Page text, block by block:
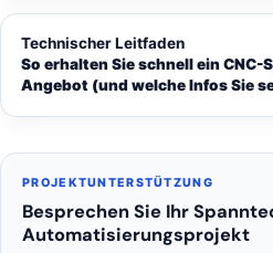
PROJEKTUNTERSTÜTZUNG
Besprechen Sie Ihr
Automatisierungsprojekt
Technischer Leitfaden
So erhalten Sie schnell ein CNC-
Angebot (und welche Infos Sie